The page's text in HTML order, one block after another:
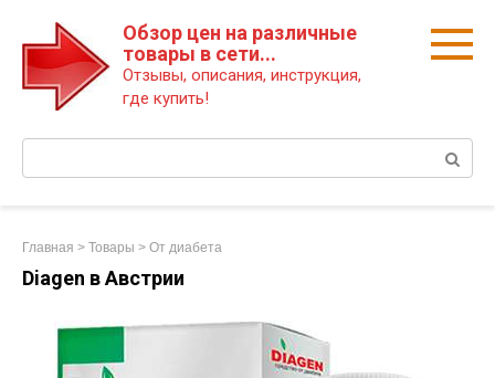
Обзор цен на различные
товары в сети...
Отзывы, описания, инструкция,
где купить!
Главная > Товары > От диабета
Diagen в Австрии